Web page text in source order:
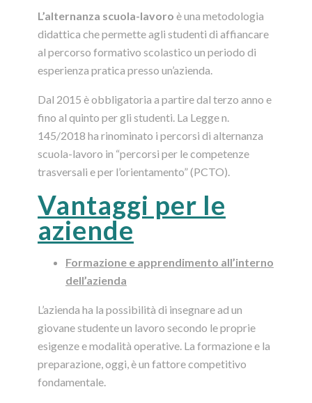
L’alternanza scuola-lavoro è una metodologia
didattica che permette agli studenti di affiancare
al percorso formativo scolastico un periodo di
esperienza pratica presso un’azienda.
Dal 2015 è obbligatoria a partire dal terzo anno e
fino al quinto per gli studenti. La Legge n.
145/2018 ha rinominato i percorsi di alternanza
scuola-lavoro in “percorsi per le competenze
trasversali e per l’orientamento” (PCTO).
Vantaggi per le
aziende
Formazione e apprendimento all’interno
dell’azienda
L’azienda ha la possibilità di insegnare ad un
giovane studente un lavoro secondo le proprie
esigenze e modalità operative. La formazione e la
preparazione, oggi, è un fattore competitivo
fondamentale.